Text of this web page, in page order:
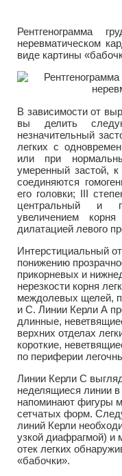
Рентгенограмма
неревматическом
виде картины
В зависимости от
вы делить
незначительный
легких с
или при
умеренный застой,
соединяются
его головки; III
центральный и
увеличением
дилатацией левого
Интерстициальный
понижению
прикорневых и
нерезкости корня
междолевых щелей,
и С. Линии Керли А
длинные,
верхних отделах
короткие,
по периферии
Линии Керли С
неделящиеся линии
напоминают фигуры
сетчатых форм.
линий Керли
узкой диафрагмой) и
отек легких
«бабочки».